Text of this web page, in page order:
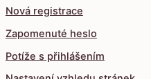
Nová registrace
Zapomenuté heslo
Potíže s přihlášením